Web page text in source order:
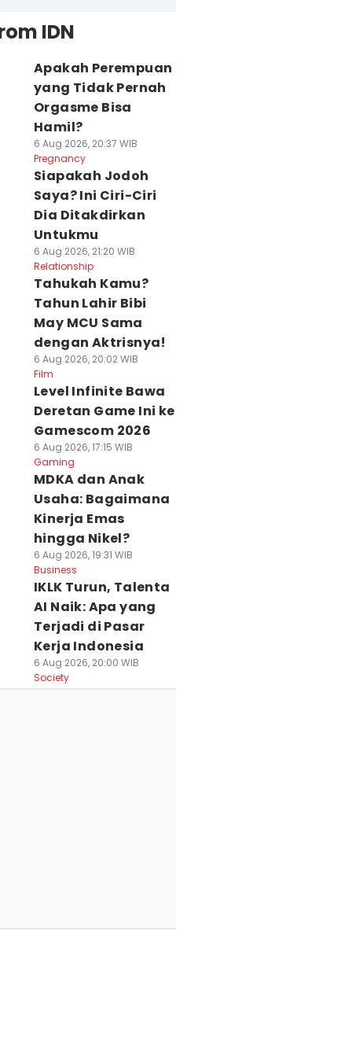
IDN
Apakah Perempuan
yang Tidak Pernah
Orgasme Bisa
Hamil?
6 Aug 2026, 20:37 WIB
Pregnancy
Siapakah Jodoh
Saya? Ini Ciri-Ciri
Dia Ditakdirkan
Untukmu
6 Aug 2026, 21:20 WIB
Relationship
Tahukah Kamu?
Tahun Lahir Bibi
May MCU Sama
dengan Aktrisnya!
6 Aug 2026, 20:02 WIB
Film
Level Infinite Bawa
Deretan Game Ini ke
Gamescom 2026
6 Aug 2026, 17:15 WIB
Gaming
MDKA dan Anak
Usaha: Bagaimana
Kinerja Emas
hingga Nikel?
6 Aug 2026, 19:31 WIB
Business
IKLK Turun, Talenta
AI Naik: Apa yang
Terjadi di Pasar
Kerja Indonesia
6 Aug 2026, 20:00 WIB
Society